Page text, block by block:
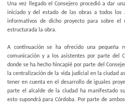
Una vez llegado el Consejero procedió a dar
iniciado y del estado de las obras a todos los
informativos de dicho proyecto para sobre el
estructurada la obra.
A continuación se ha ofrecido una pequeña
comunicación y a los asistentes por parte del
donde se ha hecho hincapié por parte del
la centralización de la vida judicial en la ciudad
tener en cuenta en el desarrollo de iguales
parte el alcalde de la ciudad ha manifestado
esto supondrá para Córdoba. Por parte de